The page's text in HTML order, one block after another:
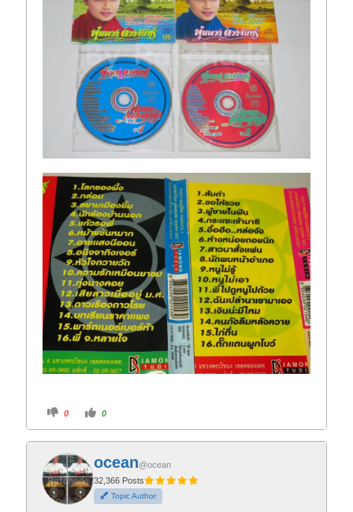
C
i
k
f
o
r
t
h
u
m
0
C
i
k
o
r
t
h
u
m
0
ocean@ocean
32,366 Posts
Topic Author